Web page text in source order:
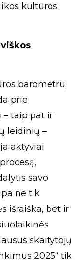
kultūros
barometru,
prie
– taip pat ir
leidinių –
aktyviai
savo
ne tik
išraiška, bet ir
skaitytojų
2025“ tik